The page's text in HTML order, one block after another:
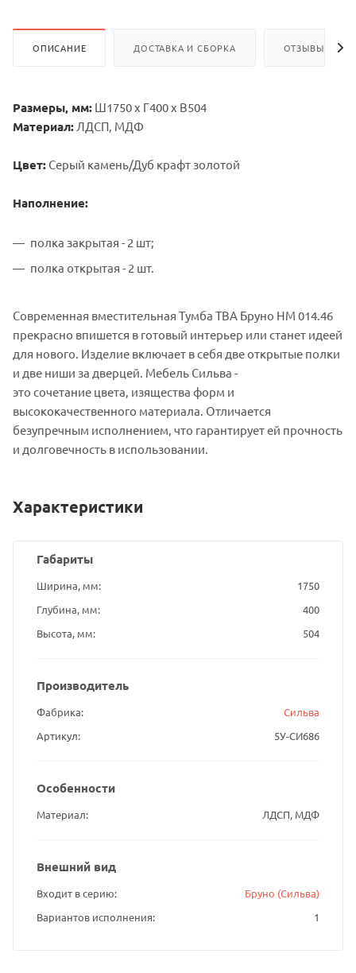
ОПИСАНИЕ ДОСТАВКА И СБОРКА ОТЗЫВЫ
Размеры, мм: Ш1750 х Г400 х В504
Материал: ЛДСП, МДФ
Цвет: Серый камень/Дуб крафт золотой
Наполнение:
полка закрытая - 2 шт;
полка открытая - 2 шт.
Современная вместительная Тумба ТВА Бруно НМ 014.46
прекрасно впишется в готовый интерьер или станет идеей
для нового. Изделие включает в себя две открытые полки
и две ниши за дверцей. Мебель Сильва -
это сочетание цвета, изящества форм и
высококачественного материала. Отличается
безупречным исполнением, что гарантирует ей прочность
и долговечность в использовании.
Характеристики
Габариты
Ширина, мм
1750
Глубина, мм
400
Высота, мм
504
Производитель
Фабрика
Сильва
Артикул
5У-СИ686
Особенности
Материал ЛДСП, МДФ
Внешний вид
Входит в серию
Бруно (Сильва)
Вариантов исполнения
1